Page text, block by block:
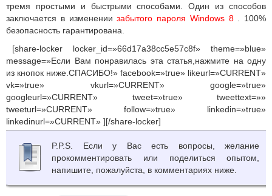
тремя простыми и быстрыми способами.Один из способов
заключается в изменении забытого пароля Windows 8. 100%
безопасность гарантирована.
[share-locker locker_id=»66d17a38cc5e57c8f» theme=»blue»
message=»Если Вам понравилась эта статья,нажмите на одну
из кнопок ниже.СПАСИБО!» facebook=»true» likeurl=»CURRENT»
vk=»true» vkurl=»CURRENT» google=»true»
googleurl=»CURRENT» tweet=»true» tweettext=»»
tweeturl=»CURRENT» follow=»true» linkedin=»true»
linkedinurl=»CURRENT» ][/share-locker]
P.P.S. Если у Вас есть вопросы, желание
прокомментировать или поделиться опытом,
напишите, пожалуйста, в комментариях ниже.